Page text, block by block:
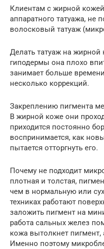
Клиентам с жирной
аппаратного татуажа, не
волосковый татуаж
Делать татуаж на
гиподермы она плохо
занимает больше
несколько коррекций.
Закреплению пигмента
В жирной коже они
приходится постоянно
воспринимается, как
пытается отторгнуть его.
Почему не подходит
плотная и толстая,
чем в нормальную или
техниках работают
заложить пигмент на
работа сальных желез
кожа вытолкнет
Именно поэтому